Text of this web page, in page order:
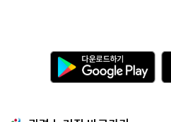
다
운
로
기